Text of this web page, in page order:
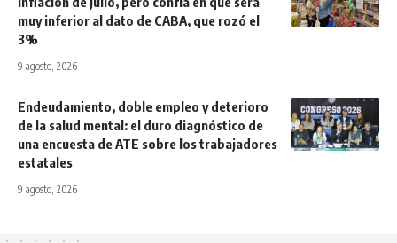
muy inferior al dato de CABA, que rozó el
3%
9 agosto, 2026
Endeudamiento, doble empleo y deterioro
de la salud mental: el duro diagnóstico de
una encuesta de ATE sobre los trabajadores
estatales
9 agosto, 2026